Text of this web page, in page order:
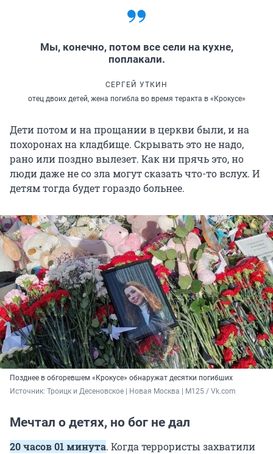
Мы, конечно, потом все сели на кухне,
поплакали.
СЕРГЕЙ УТКИН
отец двоих детей, жена погибла во время теракта в «Крокусе»
Дети потом и на прощании в церкви были, и на
похоронах на кладбище. Скрывать это не надо,
рано или поздно вылезет. Как ни прячь это, но
люди даже не со зла могут сказать что-то вслух. И
детям тогда будет гораздо больнее.
Позднее в обгоревшем «Крокусе» обнаружат десятки погибших
Источник: Троицк и Десеновское | Новая Москва | М125 / Vk.com
Мечтал о детях, но бог не дал
20 часов 01 минута. Когда террористы захватили